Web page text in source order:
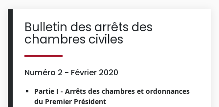
Bulletin des arrêts des
chambres civiles
Numéro 2 - Février 2020
Partie I - Arrêts des chambres et ordonnances
du Premier Président